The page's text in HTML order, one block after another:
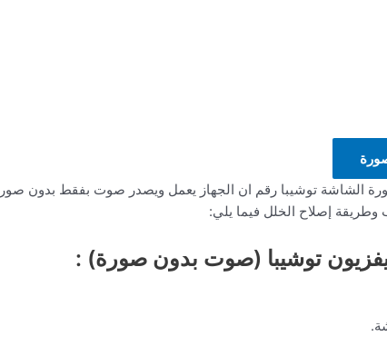
صورة الشاشة توشيبا رقم ان الجهاز يعمل ويصدر صوت بفقط بدون
إصلاح الخلل فيما يلي:
توشيبا (صوت بدون صورة) :